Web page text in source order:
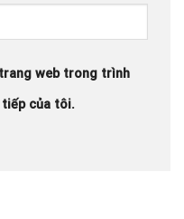
web trong trình
tiếp của tôi.